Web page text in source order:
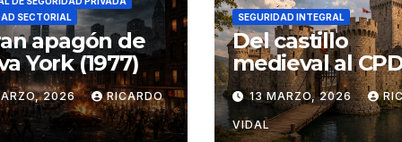
SECTORIAL
apagón de
York (1977)
2026 RICARDO
SEGURIDAD INTEGRAL
Del castillo
medieval al
seguridad por
13 MARZO, 2026
VIDAL